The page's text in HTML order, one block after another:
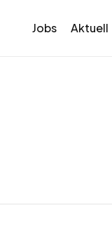
Jobs Aktuell